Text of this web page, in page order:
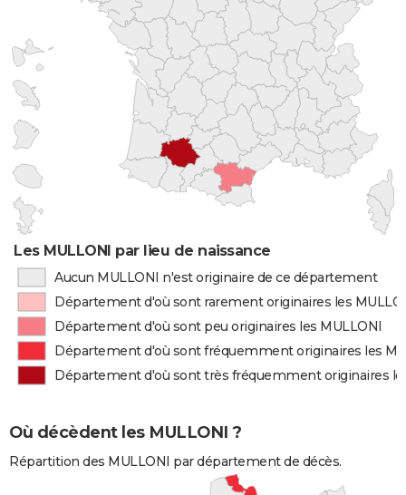
Les MULLONI par lieu de naissance
Aucun MULLONI n'est originaire de ce département
Département d'où sont rarement originaires les
Département d'où sont peu originaires les MULLONI
Département d'où sont fréquemment originaires les
Département d'où sont très fréquemment originaires
Où décèdent les MULLONI ?
Répartition des MULLONI par département de décès.